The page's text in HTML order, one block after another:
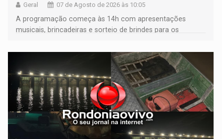
Geral 07 de Agosto de 2026 às 10:05
A programação começa às 14h com apresentações
musicais, brincadeiras e sorteio de brindes para os
bolo e canto de parabéns dedicado aos pais